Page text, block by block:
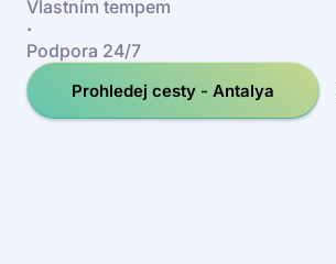
Vlastním tempem
·
Podpora 24/7
Prohledej cesty - Antalya